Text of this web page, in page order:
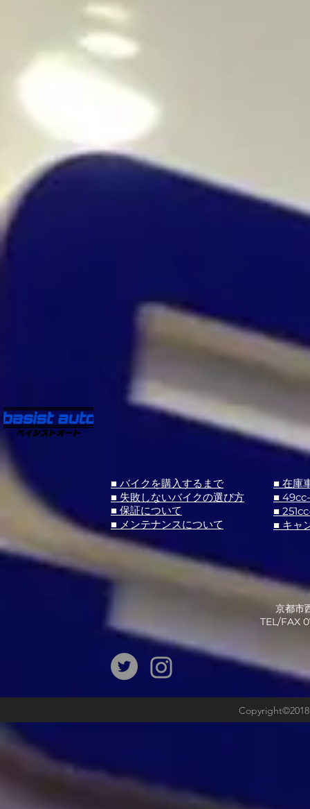
■ バイクを購入するまで
■ 失敗しないバイクの選び方
■ 保証について
■ メンテナンスについて
■ 在庫
■
■
■ キャ
京都市
​TEL/FAX